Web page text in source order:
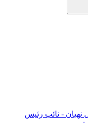
نهيان - نائب رئيس